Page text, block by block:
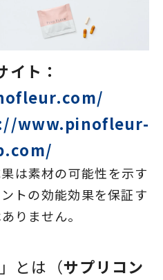
イト：
www.pinofleur-
は素材の可能性を示す
トの効能効果を保証す
りません。
」とは（サプリコン